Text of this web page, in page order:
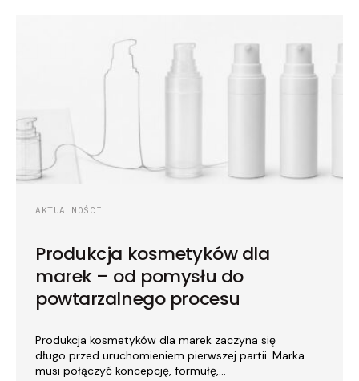
AKTUALNOŚCI
Produkcja kosmetyków dla
marek – od pomysłu do
powtarzalnego procesu
Produkcja kosmetyków dla marek zaczyna się
długo przed uruchomieniem pierwszej partii. Marka
musi połączyć koncepcję, formułę,...